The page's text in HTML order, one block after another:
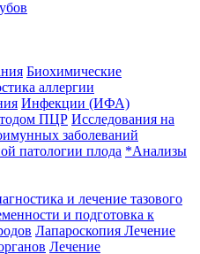
Биохимические
аллергии
Инфекции (ИФА)
ПЦР Исследования на
заболеваний
патологии плода *Анализы
и лечение тазового
и подготовка к
Лапароскопия Лечение
Лечение